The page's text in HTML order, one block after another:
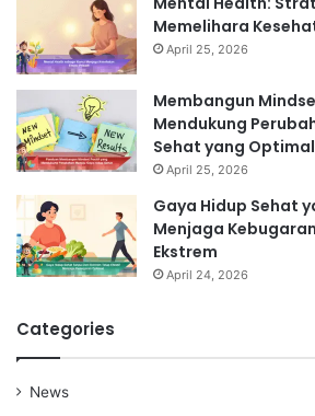
Memelihara
April 25, 2026
Membangun
Mendukung
Sehat yang Optimal
April 25, 2026
Gaya Hidup Sehat
Menjaga
Ekstrem
April 24, 2026
Categories
News